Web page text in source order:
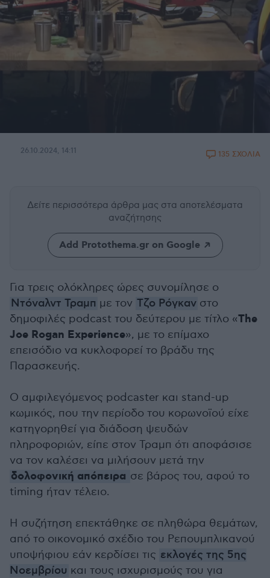
26.10.2024, 14:11 135 ΣΧΟΛΙΑ
Δείτε περισσότερα άρθρα μας στα αποτελέσματα
αναζήτησης
Add Protothema.gr on Google
Για τρεις ολόκληρες ώρες συνομίλησε ο
Ντόναλντ Τραμπ με τον Τζο Ρόγκαν στο
δημοφιλές podcast του δεύτερου με τίτλο «The
Joe Rogan Experience», με το επίμαχο
επεισόδιο να κυκλοφορεί το βράδυ της
Παρασκευής.
Ο αμφιλεγόμενος podcaster και stand-up
κωμικός, που την περίοδο του κορωνοϊού είχε
κατηγορηθεί για διάδοση ψευδών
πληροφοριών, είπε στον Τραμπ ότι αποφάσισε
να τον καλέσει να μιλήσουν μετά την
δολοφονική απόπειρα σε βάρος του, αφού το
timing ήταν τέλειο.
Η συζήτηση επεκτάθηκε σε πληθώρα θεμάτων,
από το οικονομικό σχέδιο του Ρεπουμπλικανού
υποψήφιου εάν κερδίσει τις εκλογές της 5ης
Νοεμβρίου και τους ισχυρισμούς του για